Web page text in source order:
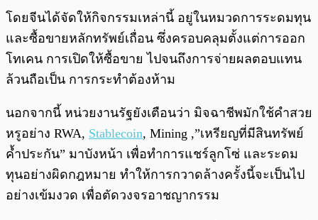
โดยจีนได้จัดให้กิจกรรมเหล่านี้ อยู่ในหมวดการระดมทุน
และซื้อขายหลักทรัพย์เถื่อน ซึ่งครอบคลุมตั้งแต่การออก
โทเคน การเปิดให้ซื้อขาย ไปจนถึงการจ่ายผลตอบแทน
ล้วนถือเป็น การกระทำต้องห้าม
นอกจากนี้ หน่วยงานรัฐยังเตือนว่า มิจฉาชีพมักใช้คำสวย
หรูอย่าง RWA, Stablecoin, Mining ,”เหรียญที่มีสินทรัพย์
ค้ำประกัน” มาบังหน้า เพื่อทำการแชร์ลูกโซ่ และระดม
ทุนอย่างผิดกฎหมาย ทำให้การกวาดล้างครั้งนี้จะเป็นไป
อย่างเข้มงวด เพื่อตัดวงจรอาชญากรรม